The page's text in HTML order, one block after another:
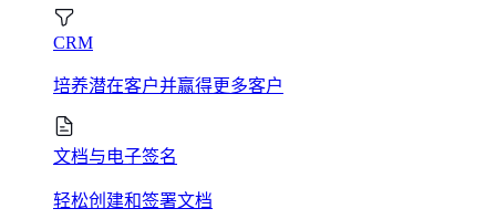
CRM
培养潜在客户并赢得更多客户
文档与电子签名
轻松创建和签署文档